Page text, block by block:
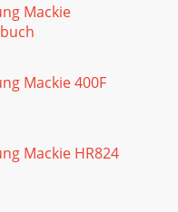
Mackie
Mackie 400F
Mackie HR824